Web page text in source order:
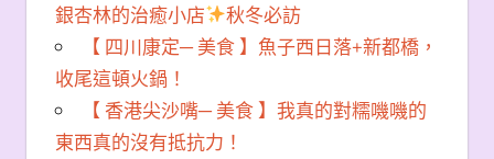
銀杏林的治癒小店
秋冬必訪
【 四川康定─ 美食 】魚子西日落+新都橋，
收尾這頓火鍋！
【 香港尖沙嘴─ 美食 】我真的對糯嘰嘰的
東西真的沒有抵抗力！